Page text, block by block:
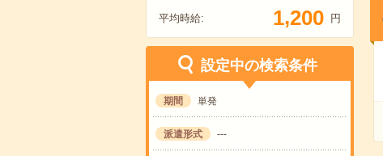
平均時給: 1,200 円
設定中の検索条件
期間 単発
派遣形式 ---